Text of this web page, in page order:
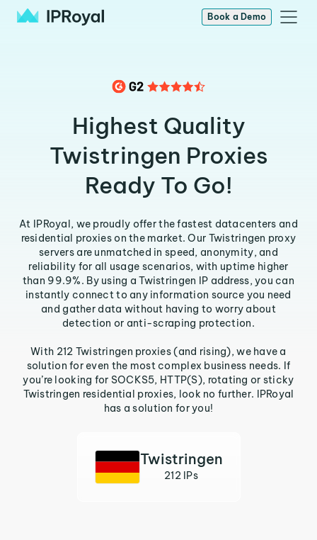
Book a Demo
Highest Quality
Twistringen Proxies
Ready To Go!
At IPRoyal, we proudly offer the fastest datacenters and
residential proxies on the market. Our Twistringen proxy
servers are unmatched in speed, anonymity, and
reliability for all usage scenarios, with uptime higher
than 99.9%. By using a Twistringen IP address, you can
instantly connect to any information source you need
and gather data without having to worry about
detection or anti-scraping protection.
With 212 Twistringen proxies (and rising), we have a
solution for even the most complex business needs. If
you’re looking for SOCKS5, HTTP(S), rotating or sticky
Twistringen residential proxies, look no further. IPRoyal
has a solution for you!
Twistringen
212 IPs